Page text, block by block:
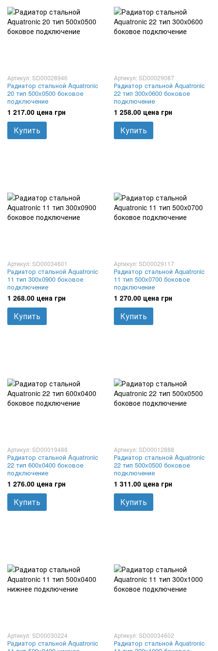
Артикул: SD00028946
Радиатор стальной Aquatronic
20 тип 500x0500 боковое
подключение
1 217.00 цена грн
Купить
Артикул: SD00029087
Радиатор стальной Aquatronic
22 тип 300x0600 боковое
подключение
1 258.00 цена грн
Купить
Артикул: SD00034601
Радиатор стальной Aquatronic
11 тип 300x0900 боковое
подключение
1 268.00 цена грн
Купить
Артикул: SD00029117
Радиатор стальной Aquatronic
11 тип 500x0700 боковое
подключение
1 270.00 цена грн
Купить
Артикул: SD00019488
Радиатор стальной Aquatronic
22 тип 600x0400 боковое
подключение
1 276.00 цена грн
Купить
Артикул: SD00012888
Радиатор стальной Aquatronic
22 тип 500x0500 боковое
подключение
1 311.00 цена грн
Купить
Артикул: SD00030224
Радиатор стальной Aquatronic
Артикул: SD00034602
Радиатор стальной Aquatronic